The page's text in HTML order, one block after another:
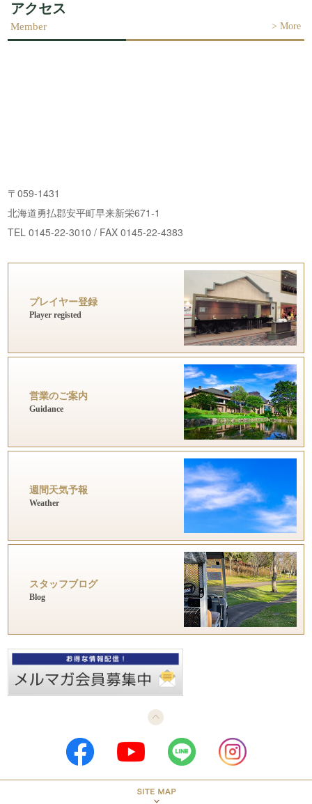
アクセス
> More
〒059-1431
北海道勇払郡安平町早来新栄671-1
TEL 0145-22-3010 / FAX 0145-22-4383
プレイヤー登録
Player registed
営業のご案内
Guidance
週間天気予報
Weather
スタッフブログ
Blog